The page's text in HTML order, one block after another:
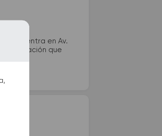
encuentra en Av.
información que